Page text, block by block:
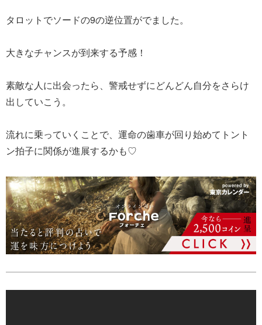
タロットでソードの9の逆位置がでました。
大きなチャンスが到来する予感！
素敵な人に出会ったら、警戒せずにどんどん自分をさらけ
出していこう。
流れに乗っていくことで、運命の歯車が回り始めてトント
ン拍子に関係が進展するかも♡